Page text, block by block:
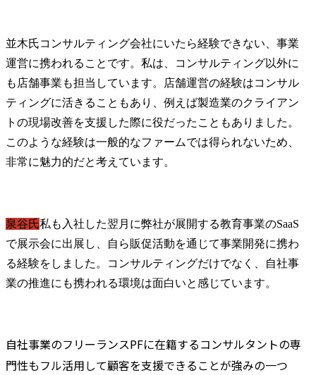
並木氏コンサルティング会社にいたら経験できない、事業
運営に携われることです。私は、コンサルティング以外に
も店舗事業も担当しています。店舗運営の経験はコンサル
ティングに活きることもあり、例えば製造業のクライアン
トの現場改善を支援した際に役だったこともありました。
このような経験は一般的なファームでは得られないため、
非常に魅力的だと考えています。
泉谷氏私も入社した翌月に弊社が展開する教育事業のSaaS
で展示会に出展し、自ら販促活動を通じて事業開発に携わ
る経験をしました。コンサルティングだけでなく、自社事
業の推進にも携われる環境は面白いと感じています。
自社事業のフリーランスPFに在籍するコンサルタントの専
門性もフル活用して顧客を支援できることが強みの一つ